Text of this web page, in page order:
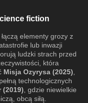
fiction
elementy grozy z
lub inwazji
ludzki strach przed
która
Misja Ozyrysa (2025)
technologicznych
(2019) , gdzie niewielkie
obcą siłą.